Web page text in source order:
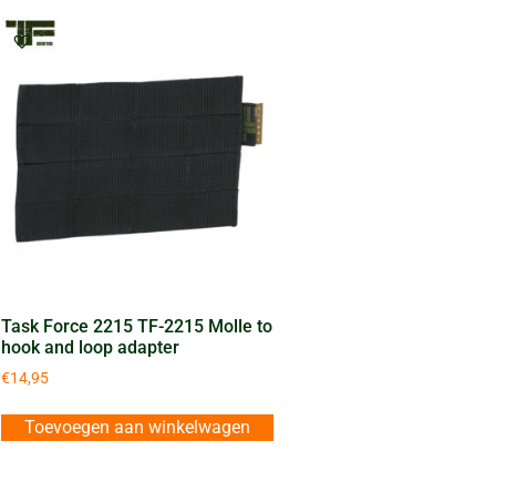
Task Force 2215 TF-2215 Molle to
hook and loop adapter
€14,95
Toevoegen aan winkelwagen